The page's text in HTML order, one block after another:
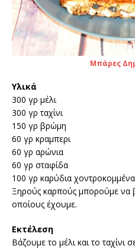
Μπάρες
Υλικά
300 γρ μέλι
300 γρ ταχίνι
150 γρ βρώμη
60 γρ κραμπερι
60 γρ αρώνια
60 γρ σταφίδα
100 γρ καρύδια χοντροκομμένα
Ξηρούς καρπούς μπορούμε να
οποίους έχουμε.
Εκτέλεση
Βάζουμε το μέλι και το ταχίνι